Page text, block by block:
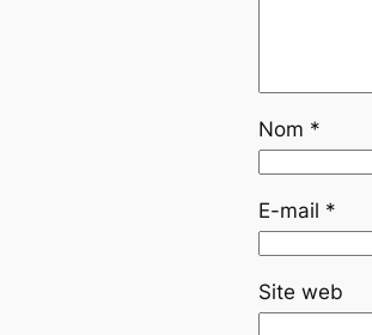
Nom *
E-mail *
Site web